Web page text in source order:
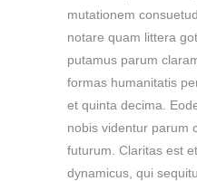
mutationem
notare quam littera
putamus parum
formas humanitatis
et quinta decima.
nobis videntur parum
futurum. Claritas est
dynamicus, qui